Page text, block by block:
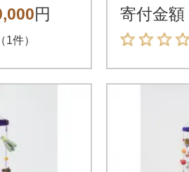
円
1件）
寄付金額